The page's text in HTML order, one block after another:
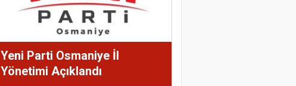
Yeni Parti Osmaniye İl
Yönetimi Açıklandı